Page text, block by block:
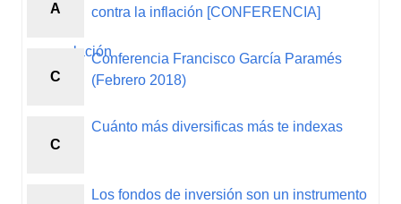
A
contra la inflación [CONFERENCIA]
C
Conferencia Francisco García Paramés
(Febrero 2018)
C
Cuánto más diversificas más te indexas
Los fondos de inversión son un instrumento